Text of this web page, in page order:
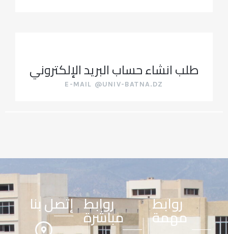
طلب انشاء حساب البريد الإلكتروني
E-MAIL @UNIV-BATNA.DZ
روابط
مهمة
روابط
مباشرة
إتصل بنا